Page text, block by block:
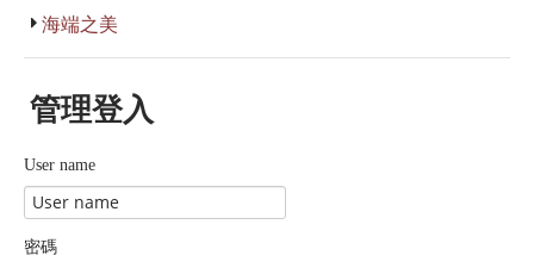
海端之美
管理登入
User name
密碼